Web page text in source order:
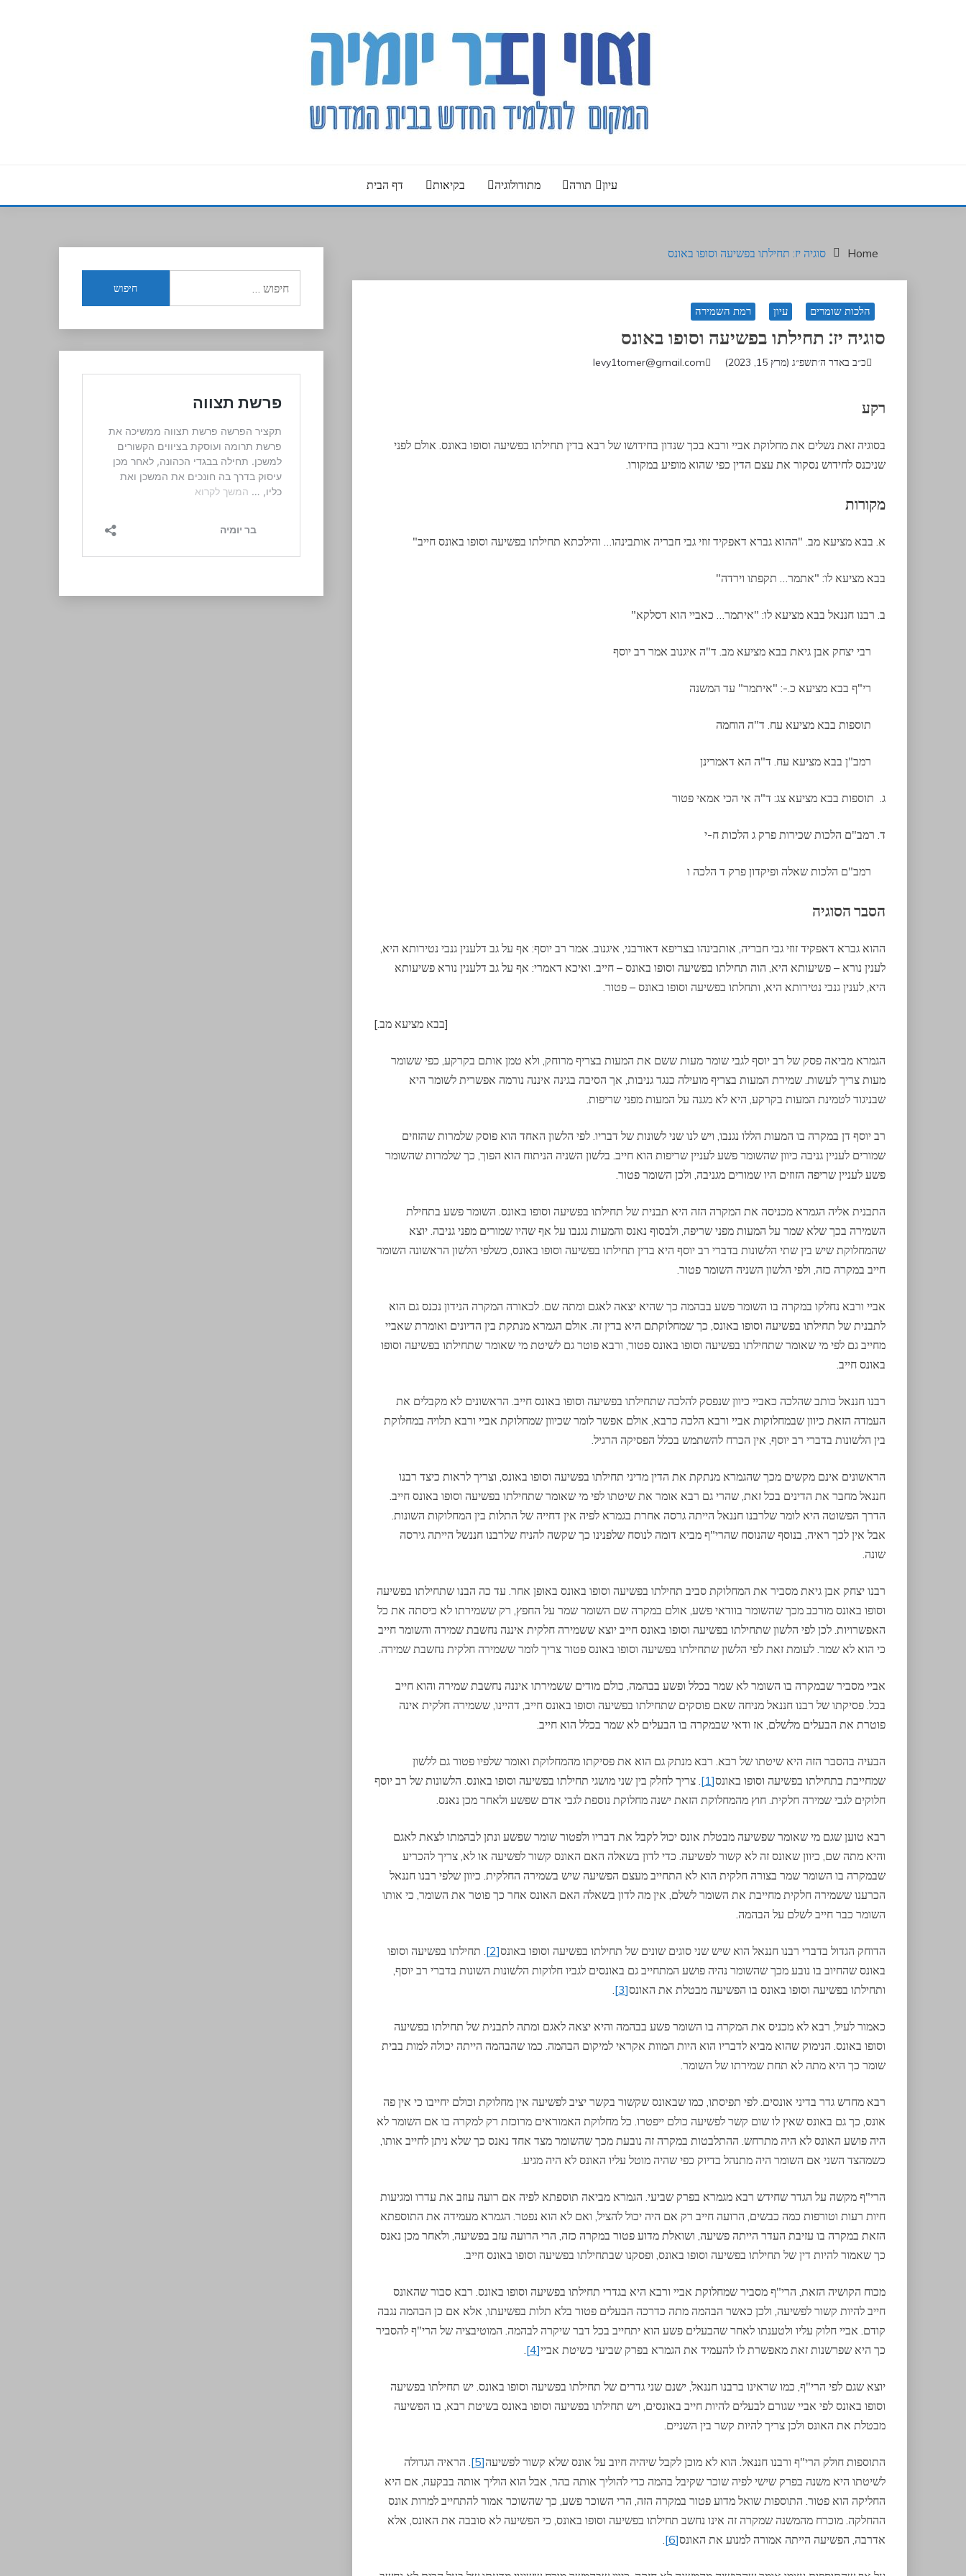
עיון תורה מתודולוגיה בקיאות דף הבית
Home סוגיה יז: תחילתו בפשיעה וסופו באונס
הלכות שומרים עיון רמת השמירה
סוגיה יז: תחילתו בפשיעה וסופו באונס
כ״ב באדר ה׳תשפ״ג (מרץ 15, 2023) levy1tomer@gmail.com
רקע
בסוגיה זאת נשלים את מחלוקת אביי ורבא בכך שנדון בחידושו של רבא בדין תחילתו בפשיעה וסופו באונס. אולם לפני
שניכנס לחידוש נסקור את עצם הדין כפי שהוא מופיע במקורו.
מקורות
א. בבא מציעא מב. "ההוא גברא דאפקיד זוזי גבי חבריה אותבינהו… והילכתא תחילתו בפשיעה וסופו באונס חייב"
בבא מציעא לו: "אתמר… תקפתו וירדה"
ב. רבנו חננאל בבא מציעא לו: "איתמר… כאביי הוא דסלקא"
רבי יצחק אבן גיאת בבא מציעא מב. ד"ה איגנוב אמר רב יוסף
רי"ף בבא מציעא כ.-: "איתמר" עד המשנה
תוספות בבא מציעא עח. ד"ה הוחמה
רמב"ן בבא מציעא עח. ד"ה הא דאמרינן
ג. תוספות בבא מציעא צג: ד"ה אי הכי אמאי פטור
ד. רמב"ם הלכות שכירות פרק ג הלכות ח-י
רמב"ם הלכות שאלה ופיקדון פרק ד הלכה ו
הסבר הסוגיה
ההוא גברא דאפקיד זוזי גבי חבריה, אותבינהו בצריפא דאורבני, איגנוב. אמר רב יוסף: אף על גב דלענין גנבי נטירותא היא,
לענין נורא – פשיעותא היא, הוה תחילתו בפשיעה וסופו באונס – חייב. ואיכא דאמרי: אף על גב דלענין נורא פשיעותא
היא, לענין גנבי נטירותא היא, ותחלתו בפשיעה וסופו באונס – פטור.
[בבא מציעא מב.]
הגמרא מביאה פסק של רב יוסף לגבי שומר מעות ששם את המעות בצריף מרוחק, ולא טמן אותם בקרקע, כפי ששומר
מעות צריך לעשות. שמירת המעות בצריף מועילה כנגד גניבות, אך הסיבה בגינה איננה נורמה אפשרית לשומר היא
שבניגוד לטמינת המעות בקרקע, היא לא מגנה על המעות מפני שריפות.
רב יוסף דן במקרה בו המעות הללו נגנבו, ויש לנו שני לשונות של דבריו. לפי הלשון האחד הוא פוסק שלמרות שהזוזים
שמורים לעניין גניבה כיוון שהשומר פשע לעניין שריפות הוא חייב. בלשון השניה הניתוח הוא הפוך, כך שלמרות שהשומר
פשע לעניין שריפה הזוזים היו שמורים מגניבה, ולכן השומר פטור.
התבנית אליה הגמרא מכניסה את המקרה הזה היא תבנית של תחילתו בפשיעה וסופו באונס. השומר פשע בתחילת
השמירה בכך שלא שמר על המעות מפני שריפה, ולבסוף נאנס והמעות נגנבו על אף שהיו שמורים מפני גניבה. יוצא
שהמחלוקת שיש בין שתי הלשונות בדברי רב יוסף היא בדין תחילתו בפשיעה וסופו באונס, כשלפי הלשון הראשונה השומר
חייב במקרה כזה, ולפי הלשון השניה השומר פטור.
אביי ורבא נחלקו במקרה בו השומר פשע בבהמה כך שהיא יצאה לאגם ומתה שם. לכאורה המקרה הנידון נכנס גם הוא
לתבנית של תחילתו בפשיעה וסופו באונס, כך שמחלוקתם היא בדין זה. אולם הגמרא מנתקת בין הדיונים ואומרת שאביי
מחייב גם לפי מי שאומר שתחילתו בפשיעה וסופו באונס פטור, ורבא פוטר גם לשיטת מי שאומר שתחילתו בפשיעה וסופו
באונס חייב.
רבנו חננאל כותב שהלכה כאביי כיוון שנפסק להלכה שתחילתו בפשיעה וסופו באונס חייב. הראשונים לא מקבלים את
העמדה הזאת כיוון שבמחלוקות אביי ורבא הלכה כרבא, אולם אפשר לומר שכיוון שמחלוקת אביי ורבא תלויה במחלוקת
בין הלשונות בדברי רב יוסף, אין הכרח להשתמש בכלל הפסיקה הרגיל.
הראשונים אינם מקשים מכך שהגמרא מנתקת את הדין מדיני תחילתו בפשיעה וסופו באונס, וצריך לראות כיצד רבנו
חננאל מחבר את הדינים בכל זאת, שהרי גם רבא אומר את שיטתו לפי מי שאומר שתחילתו בפשיעה וסופו באונס חייב.
הדרך הפשוטה היא לומר שלרבנו חננאל הייתה גרסה אחרת בגמרא לפיה אין דחייה של התלות בין המחלוקות השונות.
אבל אין לכך ראיה, בנוסף שהנוסח שהרי"ף מביא דומה לנוסח שלפנינו כך שקשה להניח שלרבנו חננשל הייתה גירסה
שונה.
רבנו יצחק אבן גיאת מסביר את המחלוקת סביב תחילתו בפשיעה וסופו באונס באופן אחר. עד כה הבנו שתחילתו בפשיעה
וסופו באונס מורכב מכך שהשומר בוודאי פשע, אולם במקרה שם השומר שמר על החפץ, רק ששמירתו לא כיסתה את כל
האפשרויות. לכן לפי הלשון שתחילתו בפשיעה וסופו באונס חייב יוצא ששמירה חלקית איננה נחשבת שמירה והשומר חייב
כי הוא לא שמר. לעומת זאת לפי הלשון שתחילתו בפשיעה וסופו באונס פטור צריך לומר ששמירה חלקית נחשבת שמירה.
אביי מסביר שבמקרה בו השומר לא שמר בכלל ופשע בבהמה, כולם מודים ששמירתו איננה נחשבת שמירה והוא חייב
בכל. פסיקתו של רבנו חננאל מניחה שאם פוסקים שתחילתו בפשיעה וסופו באונס חייב, דהיינו, ששמירה חלקית אינה
פוטרת את הבעלים מלשלם, אז ודאי שבמקרה בו הבעלים לא שמר בכלל הוא חייב.
הבעיה בהסבר הזה היא שיטתו של רבא. רבא מנתק גם הוא את פסיקתו מהמחלוקת ואומר שלפיו פטור גם ללשון
שמחייבת בתחילתו בפשיעה וסופו באונס[1]
. צריך לחלק בין שני מושגי תחילתו בפשיעה וסופו באונס. הלשונות של רב יוסף
חלוקים לגבי שמירה חלקית. חוץ מהמחלוקת הזאת ישנה מחלוקת נוספת לגבי אדם שפשע ולאחר מכן נאנס.
רבא טוען שגם מי שאומר שפשיעה מבטלת אונס יכול לקבל את דבריו ולפטור שומר שפשע ונתן לבהמתו לצאת לאגם
והיא מתה שם, כיוון שאונס זה לא קשור לפשיעה. כדי לדון בשאלה האם האונס קשור לפשיעה או לא, צריך להכריע
שבמקרה בו השומר שמר בצורה חלקית הוא לא התחייב מעצם הפשיעה שיש בשמירה החלקית. כיוון שלפי רבנו חננאל
הכרענו ששמירה חלקית מחייבת את השומר לשלם, אין מה לדון בשאלה האם האונס אחר כך פוטר את השומר, כי אותו
השומר כבר חייב לשלם על הבהמה.
הדוחק הגדול בדברי רבנו חננאל הוא שיש שני סוגים שונים של תחילתו בפשיעה וסופו באונס[2]
. תחילתו בפשיעה וסופו
באונס שהחיוב בו נובע מכך שהשומר נהיה פושע המתחייב גם באונסים לגביו חלוקות הלשונות השונות בדברי רב יוסף,
ותחילתו בפשיעה וסופו באונס בו הפשיעה מבטלת את האונס[3]
כאמור לעיל, רבא לא מכניס את המקרה בו השומר פשע בבהמה והיא יצאה לאגם ומתה לתבנית של תחילתו בפשיעה
וסופו באונס. הנימוק שהוא מביא לדבריו הוא היות המוות אקראי למיקום הבהמה. כמו שהבהמה הייתה יכולה למות בבית
שומר כך היא מתה לא תחת שמירתו של השומר.
רבא מחדש גדר בדיני אונסים. לפי תפיסתו, כמו שבאונס שקשור בקשר יציב לפשיעה אין מחלוקת וכולם יחייבו כי אין פה
אונס, כך גם באונס שאין לו שום קשר לפשיעה כולם ייפטרו. כל מחלוקת האמוראים מרוכזת רק למקרה בו אם השומר לא
היה פושע האונס לא היה מתרחש. ההתלבטות במקרה זה נובעת מכך שהשומר מצד אחד נאנס כך שלא ניתן לחייב אותו,
כשמהצד השני אם השומר היה מתנהל בדיוק כפי שהיה מוטל עליו האונס לא היה מגיע.
הרי"ף מקשה על הגדר שחידש רבא מגמרא בפרק שביעי. הגמרא מביאה תוספתא לפיה אם רועה עוזב את עדרו ומגיעות
חיות רעות וטורפות כמה כבשים, הרועה חייב רק אם היה יכול להציל, ואם לא הוא נפטר. הגמרא מעמידה את התוספתא
הזאת במקרה בו עזיבת העדר הייתה פשיעה, ושואלת מדוע פטור במקרה כזה, הרי הרועה עזב בפשיעה, ולאחר מכן נאנס
כך שאמור להיות דין של תחילתו בפשיעה וסופו באונס, ופסקנו שבתחילתו בפשיעה וסופו באונס חייב.
מכוח הקושיה הזאת, הרי"ף מסביר שמחלוקת אביי ורבא היא בגדרי תחילתו בפשיעה וסופו באונס. רבא סבור שהאונס
חייב להיות קשור לפשיעה, ולכן כאשר הבהמה מתה כדרכה הבעלים פטור בלא תלות בפשיעתו, אלא אם כן הבהמה נגבה
קודם. אביי חלוק עליו ולטענתו לאחר שהבעלים פשע הוא יתחייב בכל דבר שיקרה לבהמה. המוטיבציה של הרי"ף להסביר
כך היא שפרשנות זאת מאפשרת לו להעמיד את הגמרא בפרק שביעי כשיטת אביי[4]
יוצא שגם לפי הרי"ף, כמו שראינו ברבנו חננאל, ישנם שני גדרים של תחילתו בפשיעה וסופו באונס. יש תחילתו בפשיעה
וסופו באונס לפי אביי שגורם לבעלים להיות חייב באונסים, ויש תחילתו בפשיעה וסופו באונס בשיטת רבא, בו הפשיעה
מבטלת את האונס ולכן צריך להיות קשר בין השניים.
התוספות חולק הרי"ף ורבנו חננאל. הוא לא מוכן לקבל שיהיה חיוב על אונס שלא קשור לפשיעה[5]
. הראיה הגדולה
לשיטתו היא משנה בפרק שישי לפיה שוכר שקיבל בהמה כדי להוליך אותה בהר, אבל הוא הוליך אותה בבקעה, אם היא
החליקה הוא פטור. התוספות שואל מדוע פטור במקרה הזה, הרי השוכר פשע, כך שהשוכר אמור להתחייב למרות אונס
ההחלקה. מוכרח מהמשנה שמקרה זה אינו נחשב תחילתו בפשיעה וסופו באונס, כי הפשיעה לא סובבה את האונס, אלא
אדרבה, הפשיעה הייתה אמורה למנוע את האונס[6]